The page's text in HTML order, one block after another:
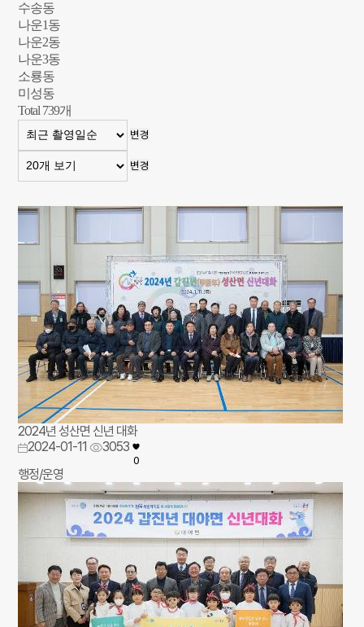
수송동
나운1동
나운2동
나운3동
소룡동
미성동
Total 739개
변경
변경
2024년 성산면 신년 대화
2024-01-11
3053
0
행정/운영